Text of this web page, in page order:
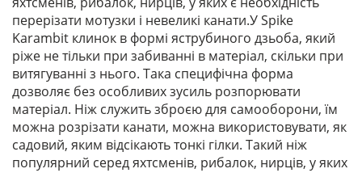
перерізати мотузки і невеликі канати.У Spike
Karambit клинок в формі яструбиного дзьоба, який
ріже не тільки при забиванні в матеріал, скільки при
витягуванні з нього. Така специфічна форма
дозволяє без особливих зусиль розпорювати
матеріал. Ніж служить зброєю для самооборони, їм
можна розрізати канати, можна використовувати, як
садовий, яким відсікають тонкі гілки. Такий ніж
популярний серед яхтсменів, рибалок, нирців, у яких